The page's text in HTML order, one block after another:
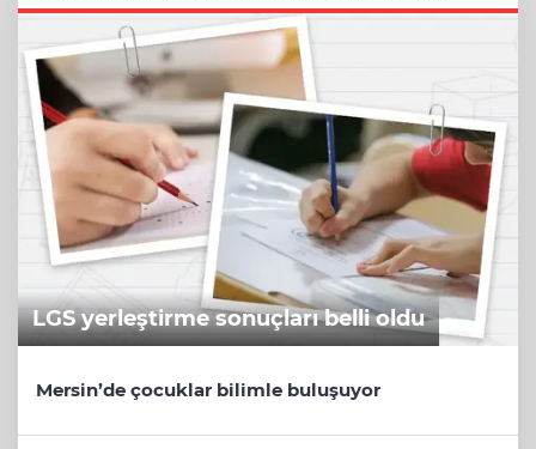
LGS yerleştirme sonuçları belli oldu
Mersin’de çocuklar bilimle buluşuyor